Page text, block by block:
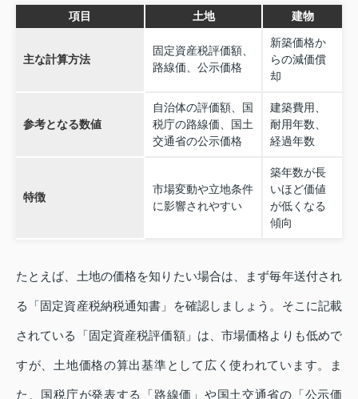
項目 土地 建物
主な計算方法
固定資産税評価額、
路線価、公示価格
新築価格か
らの減価償
却
参考となる数値
自治体の評価額、国
税庁の路線価、国土
交通省の公示価格
建築費用、
耐用年数、
経過年数
特徴
市場変動や立地条件
に影響されやすい
築年数が長
いほど価値
が低くなる
傾向
たとえば、土地の価格を知りたい場合は、まず毎年送付され
る「固定資産税納税通知書」を確認しましょう。そこに記載
されている「固定資産税評価額」は、市場価格よりも低めで
すが、土地価格の算出基準として広く使われています。ま
た、国税庁が発表する「路線価」や国土交通省の「公示価